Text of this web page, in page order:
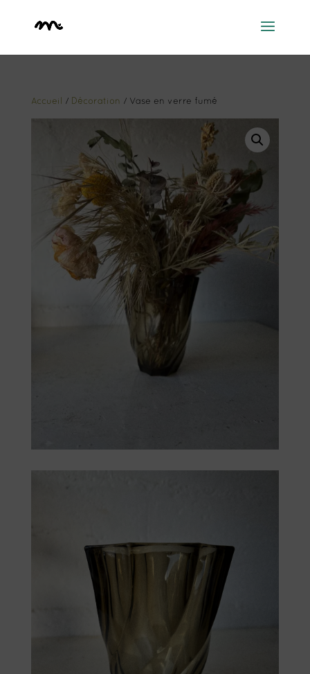
Accueil / Décoration / Vase en verre fumé